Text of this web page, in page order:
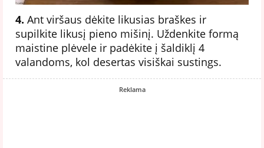
4. Ant viršaus dėkite likusias braškes ir
supilkite likusį pieno mišinį. Uždenkite formą
maistine plėvele ir padėkite į šaldiklį 4
valandoms, kol desertas visiškai sustings.
Reklama